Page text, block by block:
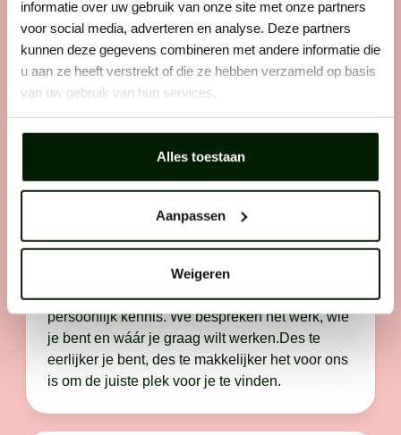
informatie over uw gebruik van onze site met onze partners
voor social media, adverteren en analyse. Deze partners
kunnen deze gegevens combineren met andere informatie die
u aan ze heeft verstrekt of die ze hebben verzameld op basis
van uw gebruik van hun services.
Alles toestaan
Aanpassen
Weigeren
Stap 1: solliciteren
Zie je een vacature die perfect bij je past? Laat
direct. Want wij horen graag van vakidioten
Stap 2: telefonisch contact
We bellen je op. Als het klikt, maken we
persoonlijk kennis. We bespreken het werk, wie
je bent en wáár je graag wilt werken.Des te
eerlijker je bent, des te makkelijker het voor ons
is om de juiste plek voor je te vinden.